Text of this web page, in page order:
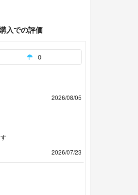
入での評価
0
2026/08/05
2026/07/23